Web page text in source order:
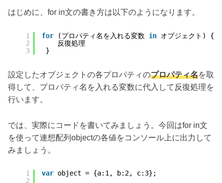
はじめに、for in文の書き方は以下のようになります。
1
2
3
for (プロパティ名を入れる変数 in オブジェクト) {
反復処理
}
設定したオブジェクトの各プロパティのプロパティ名を取
得して、プロパティ名を入れる変数に代入して反復処理を
行います。
では、実際にコードを書いてみましょう。今回はfor in文
を使って連想配列objectの各値をコンソール上に出力して
みましょう。
1
2
var object = {a:1, b:2, c:3};